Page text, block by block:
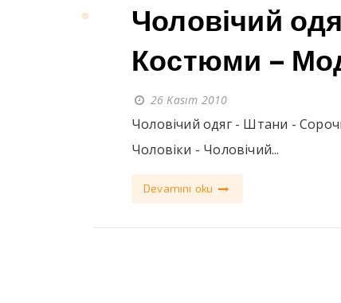
Чоловічий
Костюми –
26 Kasım 2010
Чоловічий одяг - Штани -
Чоловіки - Чоловічий...
Devamını oku